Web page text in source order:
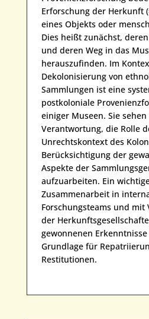
Erforschung der Herkunft
eines Objekts oder
Dies heißt zunächst,
und deren Weg in das
herauszufinden. Im
Dekolonisierung von
Sammlungen ist eine
postkoloniale
einiger Museen. Sie
Verantwortung, die Rolle
Unrechtskontext des
Berücksichtigung der
Aspekte der
aufzuarbeiten. Ein
Zusammenarbeit in
Forschungsteams und
der
gewonnenen
Grundlage für
Restitutionen.